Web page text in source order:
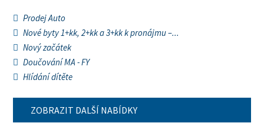
Prodej Auto
Nové byty 1+kk, 2+kk a 3+kk k pronájmu –...
Nový začátek
Doučování MA - FY
Hlídání dítěte
ZOBRAZIT DALŠÍ NABÍDKY